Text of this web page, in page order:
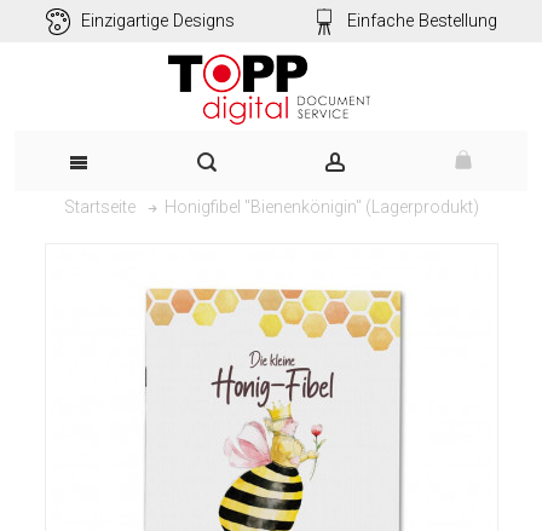
Einzigartige Designs Einfache Bestellung
Startseite Honigfibel "Bienenkönigin" (Lagerprodukt)